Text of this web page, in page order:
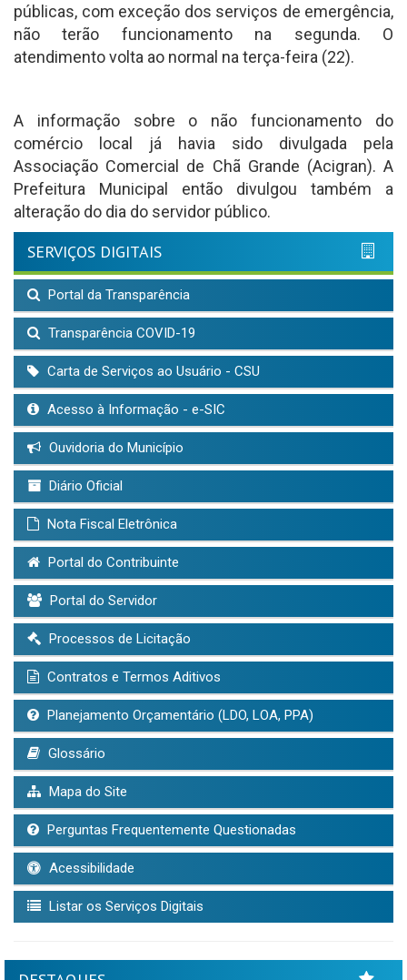
públicas, com exceção dos serviços de emergência,
não terão funcionamento na segunda. O
atendimento volta ao normal na terça-feira (22).
A informação sobre o não funcionamento do
comércio local já havia sido divulgada pela
Associação Comercial de Chã Grande (Acigran). A
Prefeitura Municipal então divulgou também a
alteração do dia do servidor público.
SERVIÇOS DIGITAIS
Portal da Transparência
Transparência COVID-19
Carta de Serviços ao Usuário - CSU
Acesso à Informação - e-SIC
Ouvidoria do Município
Diário Oficial
Nota Fiscal Eletrônica
Portal do Contribuinte
Portal do Servidor
Processos de Licitação
Contratos e Termos Aditivos
Planejamento Orçamentário (LDO, LOA, PPA)
Glossário
Mapa do Site
Perguntas Frequentemente Questionadas
Acessibilidade
Listar os Serviços Digitais